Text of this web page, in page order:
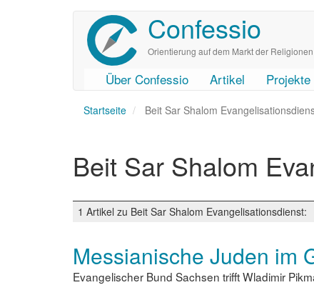
Confessio
Orientierung auf dem Markt der Religionen
User
account
Main
navigation
Über Confessio Artikel Projekte
Startseite Beit Sar Shalom
Beit Sar Shalom
1 Artikel zu Beit Sar Shalom Evangelisationsdienst:
Messianische Juden im
Evangelischer Bund Sachsen trifft Wladimir